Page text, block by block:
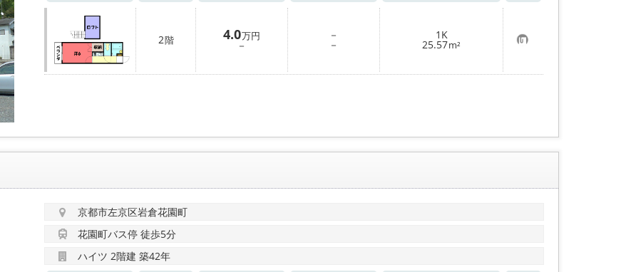
2階 4.0万円
－
－
－
1K
25.57m² お
気
に
入
京都市左京区岩倉花園町
花園町バス停 徒歩5分
ハイツ 2階建 築42年